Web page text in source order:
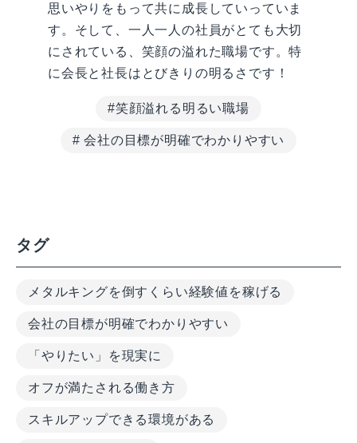
思いやりをもって共に成長していっていま
す。そして、一人一人の社員がとても大切
にされている、笑顔の溢れた職場です。特
に会長と社長はとびきりの明るさです！
#笑顔溢れる明るい職場
# 会社の目標が明確でわかりやすい
タグ
メタルキングを倒すくらい経験値を稼げる
会社の目標が明確でわかりやすい
「やりたい」を現実に
オフが満たされる働き方
スキルアップできる環境がある